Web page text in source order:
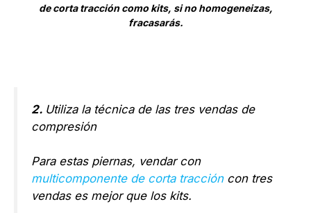
de corta tracción como kits, si no homogeneizas,
fracasarás.
2. Utiliza la técnica de las tres vendas de
compresión
Para estas piernas, vendar con
multicomponente de corta traccióncon tres
vendas es mejor que los kits.